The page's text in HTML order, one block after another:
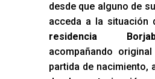
desde que alguno de
acceda a la situación
residencia
acompañando
partida de nacimiento,